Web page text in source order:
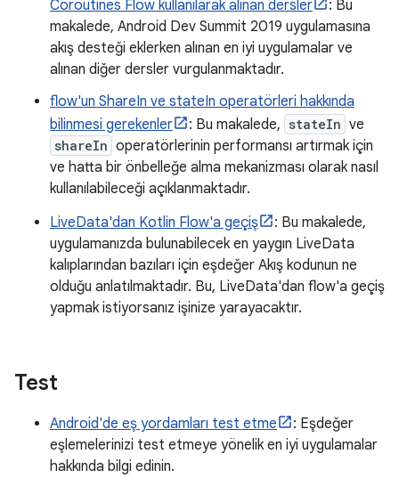
Coroutines Flow kullanılarak alınan dersler
: Bu
makalede, Android Dev Summit 2019 uygulamasına
akış desteği eklerken alınan en iyi uygulamalar ve
alınan diğer dersler vurgulanmaktadır.
flow'un ShareIn ve stateIn operatörleri hakkında
bilinmesi gerekenler
: Bu makalede, stateIn ve
shareIn operatörlerinin performansı artırmak için
ve hatta bir önbelleğe alma mekanizması olarak nasıl
kullanılabileceği açıklanmaktadır.
LiveData'dan Kotlin Flow'a geçiş
: Bu makalede,
uygulamanızda bulunabilecek en yaygın LiveData
kalıplarından bazıları için eşdeğer Akış kodunun ne
olduğu anlatılmaktadır. Bu, LiveData'dan flow'a geçiş
yapmak istiyorsanız işinize yarayacaktır.
Test
Android'de eş yordamları test etme
: Eşdeğer
eşlemelerinizi test etmeye yönelik en iyi uygulamalar
hakkında bilgi edinin.